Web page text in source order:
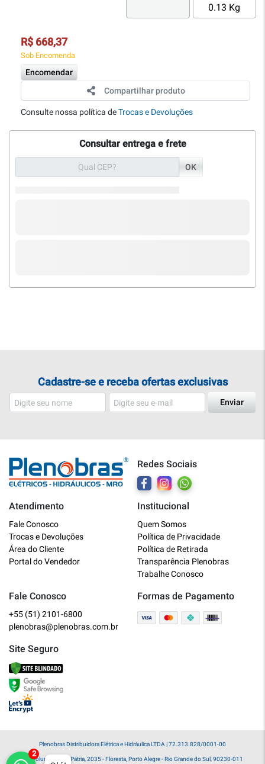
0.13 Kg
R$ 668,37
Sob Encomenda
Encomendar
Compartilhar produto
Consulte nossa política deTrocas e Devoluções
Consultar entrega e frete
OK
Cadastre-se e receba ofertas exclusivas
Enviar
Redes Sociais
Atendimento
Fale Conosco
Trocas e Devoluções
Área do Cliente
Portal do Vendedor
Institucional
Quem Somos
Política de Privacidade
Política de Retirada
Transparência Plenobras
Trabalhe Conosco
Fale Conosco
+55 (51) 2101-6800
plenobras@plenobras.com.br
Formas de Pagamento
Site Seguro
Plenobras Distribuidora Elétrica e Hidráulica LTDA | 72.313.828/0001-00
Av. Voluntários da Pátria, 2035 - Floresta, Porto Alegre - Rio Grande do Sul, 90230-011
Online
Bem vindo a Plenobras! Aqui você
encontra toda a linha de materiais
O que você deseja?
Dúvidas técnicas sobre produtos